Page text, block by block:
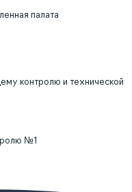
палата
контролю и технической
№1